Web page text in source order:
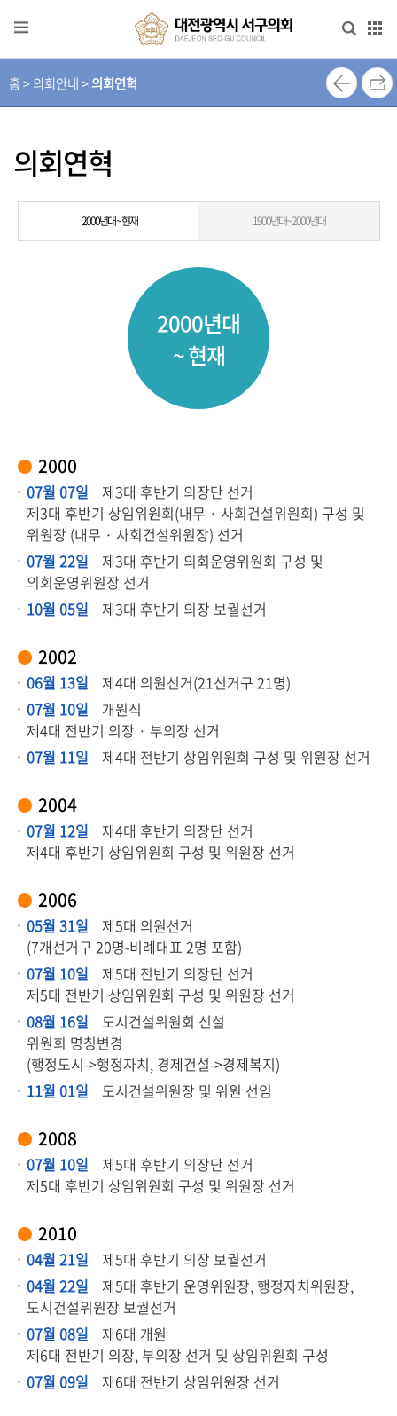
본문으로 바로가기
메인메뉴 바로가기
열
린
장
실
회
기
능
회
의
록
검
색
의
회
소
식
원
안
내
정
활
동
정
보
공
개
사
이
안
내
홈 > 의회안내 >의회연혁
의회연혁
2000년대 ~ 현재 1900년대~ 2000년대
2000년대
~ 현재
2000
07월 07일
제3대 후반기 의장단 선거
제3대 후반기 상임위원회(내무 · 사회건설위원회) 구성 및
위원장 (내무 · 사회건설위원장) 선거
07월 22일
제3대 후반기 의회운영위원회 구성 및
의회운영위원장 선거
10월 05일
제3대 후반기 의장 보궐선거
2002
06월 13일
제4대 의원선거(21선거구 21명)
07월 10일
개원식
제4대 전반기 의장 · 부의장 선거
07월 11일
제4대 전반기 상임위원회 구성 및 위원장 선거
2004
07월 12일
제4대 후반기 의장단 선거
제4대 후반기 상임위원회 구성 및 위원장 선거
2006
05월 31일
제5대 의원선거
(7개선거구 20명-비례대표 2명 포함)
07월 10일
제5대 전반기 의장단 선거
제5대 전반기 상임위원회 구성 및 위원장 선거
08월 16일
도시건설위원회 신설
위원회 명칭변경
(행정도시->행정자치, 경제건설->경제복지)
11월 01일
도시건설위원장 및 위원 선임
2008
07월 10일
제5대 후반기 의장단 선거
제5대 후반기 상임위원회 구성 및 위원장 선거
2010
04월 21일
제5대 후반기 의장 보궐선거
04월 22일
제5대 후반기 운영위원장, 행정자치위원장,
도시건설위원장 보궐선거
07월 08일
제6대 개원
제6대 전반기 의장, 부의장 선거 및 상임위원회 구성
07월 09일
제6대 전반기 상임위원장 선거